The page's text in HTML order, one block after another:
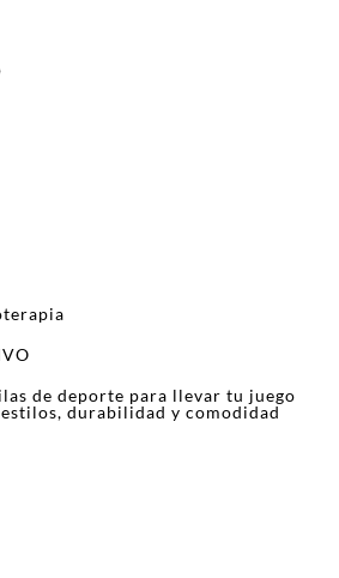
de deporte para llevar tu juego
durabilidad y comodidad